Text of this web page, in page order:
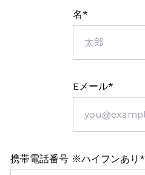
名*
Eメール*
携帯電話番号 ※ハイフンあり*